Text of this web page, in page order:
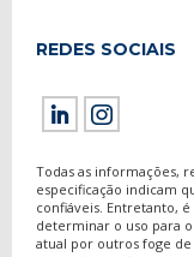
REDES SOCIAIS
Todas as informações,
especificação indicam
confiáveis. Entretanto,
determinar o uso para
atual por outros foge